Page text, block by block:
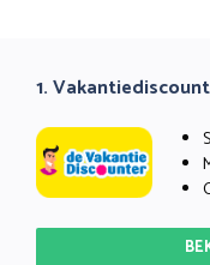
1.